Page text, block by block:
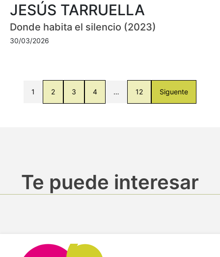
JESÚS TARRUELLA
Donde habita el silencio (2023)
30/03/2026
1 2 3 4 … 12 Siguente
Te puede interesar